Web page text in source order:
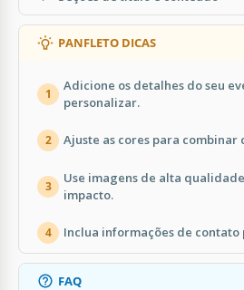
PANFLETO DICAS
1
Adicione os detalhes do seu
personalizar.
2 Ajuste as cores para combinar
3
Use imagens de alta
impacto.
4 Inclua informações de contato
FAQ